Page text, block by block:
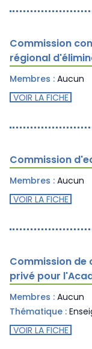
Commission
régional
Membres : Aucun
VOIR LA FICHE
Commission
Membres : Aucun
VOIR LA FICHE
Commission de
privé pour
Membres : Aucun
Thématique :
VOIR LA FICHE